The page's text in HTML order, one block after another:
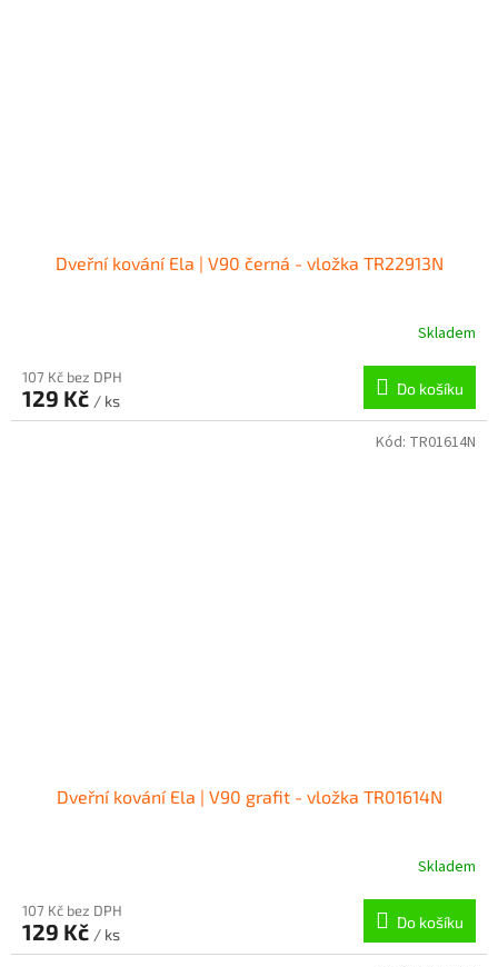
Dveřní kování Ela | V90 černá - vložka TR22913N
Skladem
107 Kč bez DPH
129 Kč / ks
Do košíku
Dveřní kování Ela | V90 grafit - vložka TR01614N
Skladem
107 Kč bez DPH
129 Kč / ks
Do košíku
Kód: TR01614N